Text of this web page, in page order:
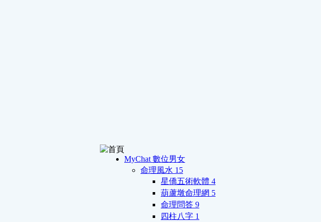
MyChat 數位男女
命理風水 15
星僑五術軟體 4
葫蘆墩命理網 5
命理問答 9
四柱八字 1